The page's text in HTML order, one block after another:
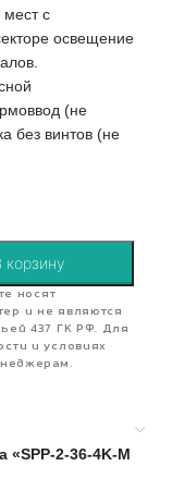
мест с
освещение
(не
без винтов (не
корзину
носят
и не являются
437 ГК РФ. Для
и условиях
«SPP-2-36-4K-M